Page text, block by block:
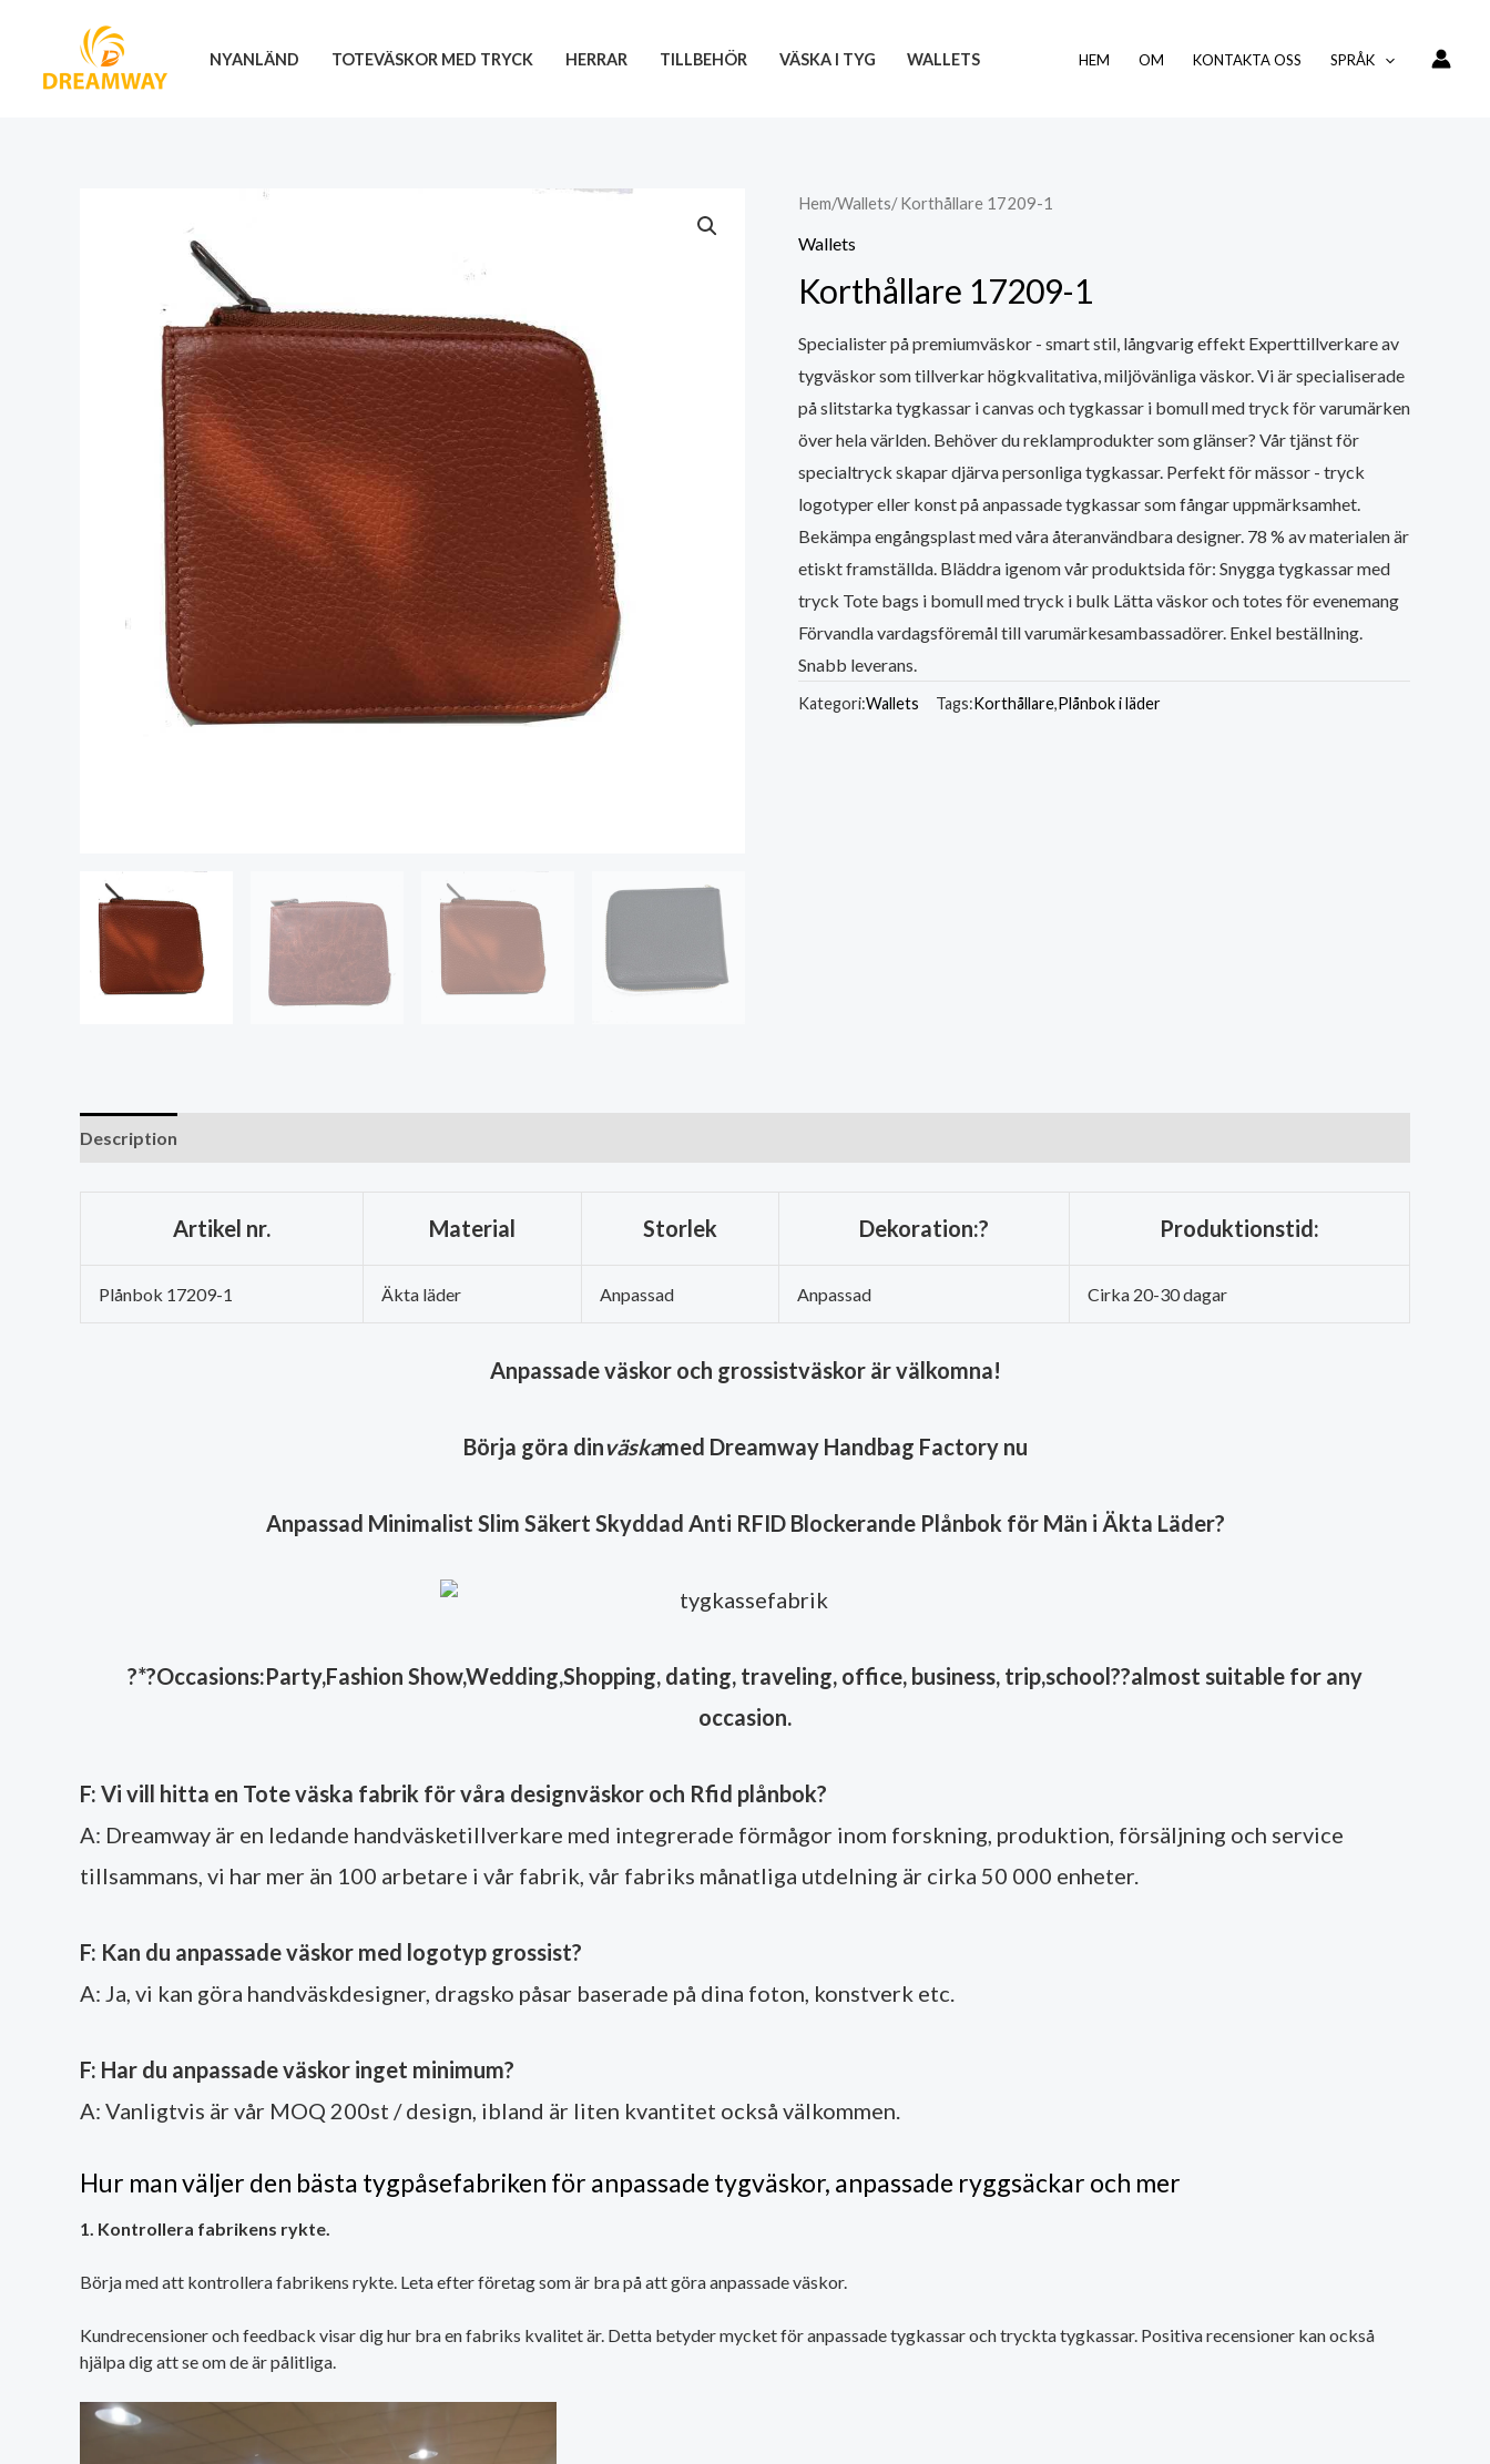
innehåll
NYANLÄND TOTEVÄSKOR MED TRYCK HERRAR TILLBEHÖR VÄSKA I TYG WALLETS HEM OM KONTAKTA OSS SPRÅK
Hem/Wallets/ Korthållare 17209-1
Wallets
Korthållare 17209-1
Specialister på premiumväskor - smart stil, långvarig effekt Experttillverkare av
tygväskor som tillverkar högkvalitativa, miljövänliga väskor. Vi är specialiserade
på slitstarka tygkassar i canvas och tygkassar i bomull med tryck för varumärken
över hela världen. Behöver du reklamprodukter som glänser? Vår tjänst för
specialtryck skapar djärva personliga tygkassar. Perfekt för mässor - tryck
logotyper eller konst på anpassade tygkassar som fångar uppmärksamhet.
Bekämpa engångsplast med våra återanvändbara designer. 78 % av materialen är
etiskt framställda. Bläddra igenom vår produktsida för: Snygga tygkassar med
tryck Tote bags i bomull med tryck i bulk Lätta väskor och totes för evenemang
Förvandla vardagsföremål till varumärkesambassadörer. Enkel beställning.
Snabb leverans.
Kategori:Wallets Tags:Korthållare,Plånbok i läder
Description
Artikel nr. Material Storlek Dekoration:? Produktionstid:
Plånbok 17209-1 Äkta läder Anpassad Anpassad Cirka 20-30 dagar
Anpassade väskor och grossistväskor är välkomna!
Börja göra dinväskamed Dreamway Handbag Factory nu
Anpassad Minimalist Slim Säkert Skyddad Anti RFID Blockerande Plånbok för Män i Äkta Läder?
?*?Occasions:Party,Fashion Show,Wedding,Shopping, dating, traveling, office, business, trip,school??almost suitable for any
occasion.
F: Vi vill hitta en Tote väska fabrik för våra designväskor och Rfid plånbok?
A: Dreamway är en ledande handväsketillverkare med integrerade förmågor inom forskning, produktion, försäljning och service
tillsammans, vi har mer än 100 arbetare i vår fabrik, vår fabriks månatliga utdelning är cirka 50 000 enheter.
F: Kan du anpassade väskor med logotyp grossist?
A: Ja, vi kan göra handväskdesigner, dragsko påsar baserade på dina foton, konstverk etc.
F: Har du anpassade väskor inget minimum?
A: Vanligtvis är vår MOQ 200st / design, ibland är liten kvantitet också välkommen.
Hur man väljer den bästa tygpåsefabriken för anpassade tygväskor, anpassade ryggsäckar och mer
1. Kontrollera fabrikens rykte.
Börja med att kontrollera fabrikens rykte. Leta efter företag som är bra på att göra anpassade väskor.
Kundrecensioner och feedback visar dig hur bra en fabriks kvalitet är. Detta betyder mycket för anpassade tygkassar och tryckta tygkassar. Positiva recensioner kan också
hjälpa dig att se om de är pålitliga.